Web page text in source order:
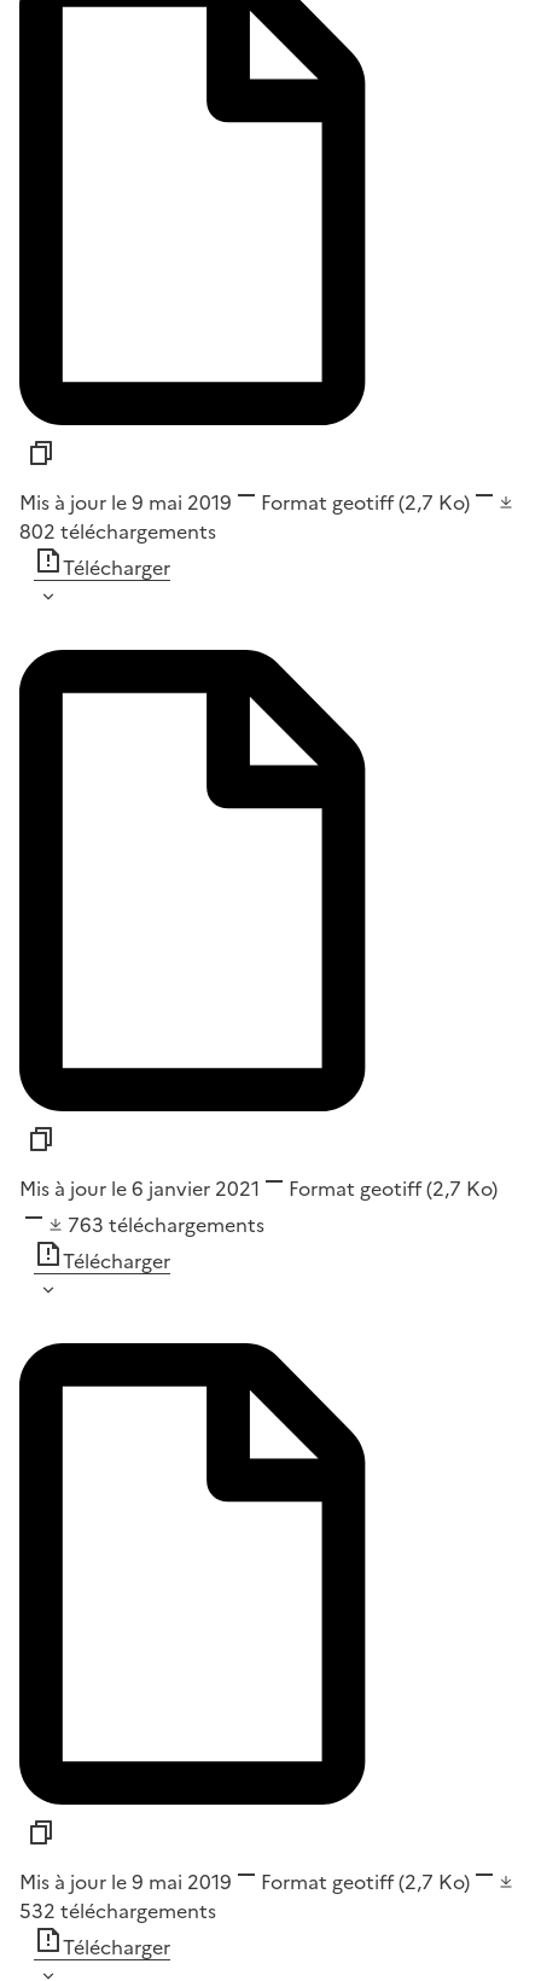
Mis à jour le 9 mai 2019 Format geotiff(2,7 Ko)
802 téléchargements
Télécharger
Mis à jour le 6 janvier 2021 Format geotiff(2,7 Ko)
763 téléchargements
Télécharger
Mis à jour le 9 mai 2019 Format geotiff(2,7 Ko)
532 téléchargements
Télécharger